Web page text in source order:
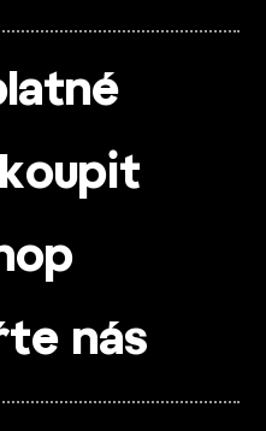
nás